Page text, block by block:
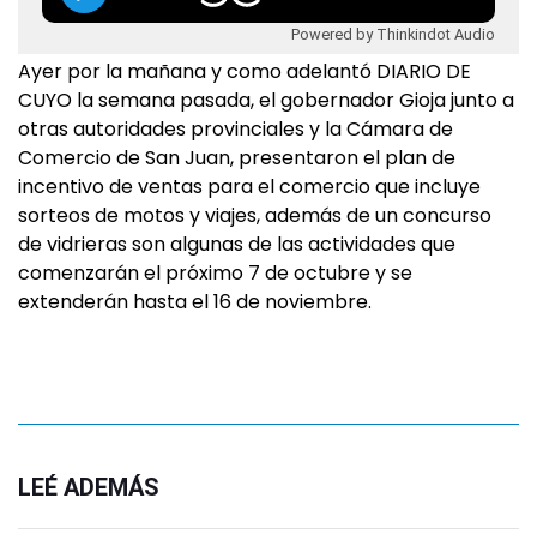
Powered by Thinkindot Audio
Ayer por la mañana y como adelantó DIARIO DE
CUYO la semana pasada, el gobernador Gioja junto a
otras autoridades provinciales y la Cámara de
Comercio de San Juan, presentaron el plan de
incentivo de ventas para el comercio que incluye
sorteos de motos y viajes, además de un concurso
de vidrieras son algunas de las actividades que
comenzarán el próximo 7 de octubre y se
extenderán hasta el 16 de noviembre.
LEÉ ADEMÁS